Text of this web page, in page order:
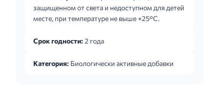
защищенном от света и недоступном для детей
месте, при температуре не выше +25°C.
Срок годности: 2 года
Категория: Биологически активные добавки